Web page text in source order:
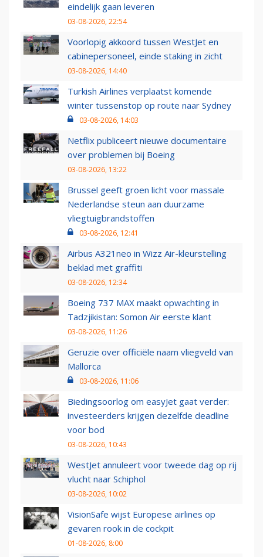
eindelijk gaan leveren
03-08-2026, 22:54
Voorlopig akkoord tussen WestJet en
cabinepersoneel, einde staking in zicht
03-08-2026, 14:40
Turkish Airlines verplaatst komende
winter tussenstop op route naar Sydney
03-08-2026, 14:03
Netflix publiceert nieuwe documentaire
over problemen bij Boeing
03-08-2026, 13:22
Brussel geeft groen licht voor massale
Nederlandse steun aan duurzame
vliegtuigbrandstoffen
03-08-2026, 12:41
Airbus A321neo in Wizz Air-kleurstelling
beklad met graffiti
03-08-2026, 12:34
Boeing 737 MAX maakt opwachting in
Tadzjikistan: Somon Air eerste klant
03-08-2026, 11:26
Geruzie over officiële naam vliegveld van
Mallorca
03-08-2026, 11:06
Biedingsoorlog om easyJet gaat verder:
investeerders krijgen dezelfde deadline
voor bod
03-08-2026, 10:43
WestJet annuleert voor tweede dag op rij
vlucht naar Schiphol
03-08-2026, 10:02
VisionSafe wijst Europese airlines op
gevaren rook in de cockpit
01-08-2026, 8:00